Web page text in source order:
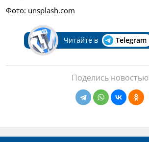
Фото: unsplash.com
Читайте в Telegram
Поделись новостью